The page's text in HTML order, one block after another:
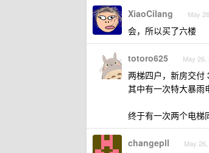
XiaoCilang May
会，所以买了六楼
totoro625 May 26,
两梯四户，新房交付
其中有一次特大暴雨
终于有一次两个电梯
changepll May